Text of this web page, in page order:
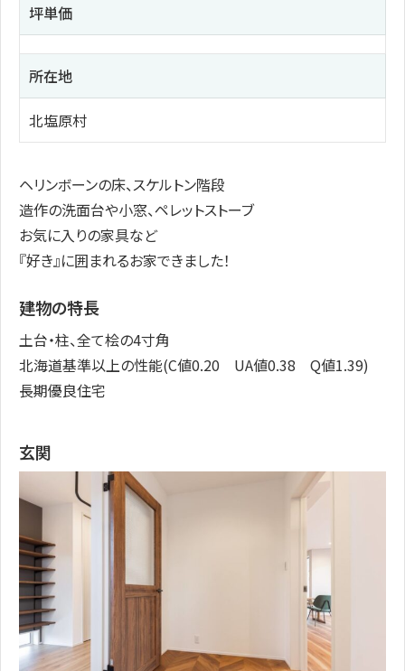
坪単価
所在地
北塩原村
ヘリンボーンの床、スケルトン階段
造作の洗面台や小窓、ペレットストーブ
お気に入りの家具など
『好き』に囲まれるお家できました！
建物の特長
土台・柱、全て桧の4寸角
北海道基準以上の性能(C値0.20 UA値0.38 Q値1.39)
長期優良住宅
玄関